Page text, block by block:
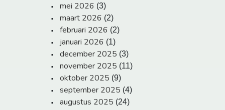
mei 2026 (3)
maart 2026 (2)
februari 2026 (2)
januari 2026 (1)
december 2025 (3)
november 2025 (11)
oktober 2025 (9)
september 2025 (4)
augustus 2025 (24)